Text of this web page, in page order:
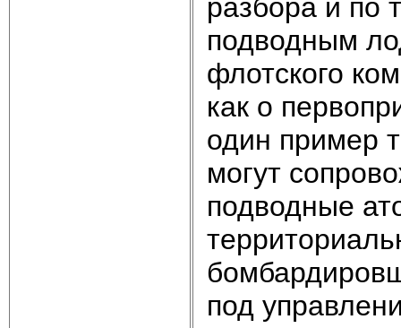
разбора и по
подводным
флотского
как о
один пример
могут
подводные
под